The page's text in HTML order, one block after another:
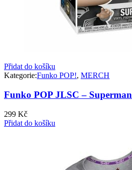
Přidat do košíku
Kategorie:Funko POP!, MERCH
Funko POP JLSC – Superman
299 Kč
Přidat do košíku